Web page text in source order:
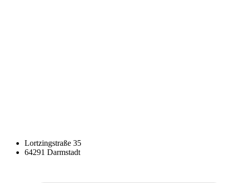
Lortzingstraße 35
64291 Darmstadt